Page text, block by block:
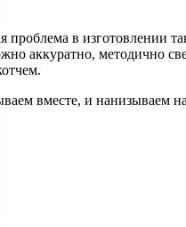
в изготовлении
аккуратно, методично
вместе, и нанизываем